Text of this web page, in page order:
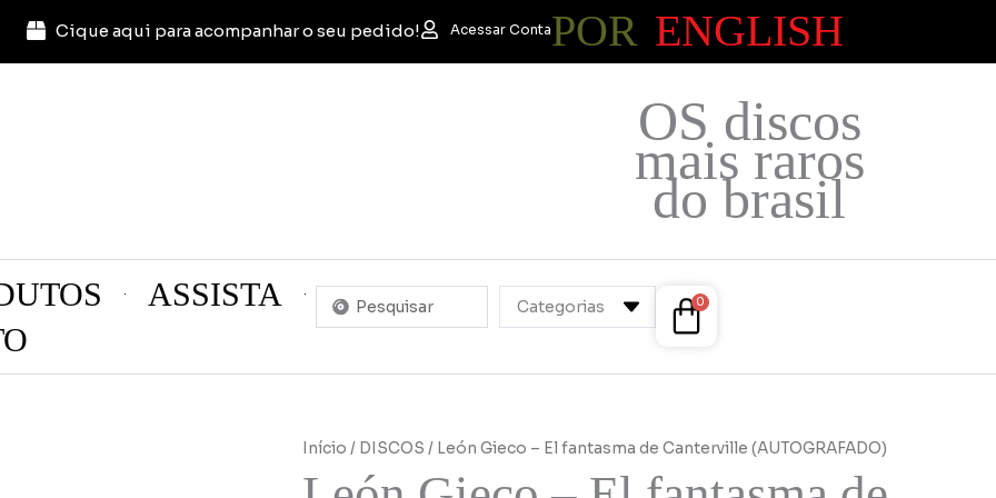
Cique aqui para acompanhar o seu pedido! Acessar ContaPOR ENGLISH
OS discos
mais raros
do brasil
ASSISTA
Pesquisar
...
0
Cart
Início / DISCOS / León Gieco – El fantasma de Canterville (AUTOGRAFADO)